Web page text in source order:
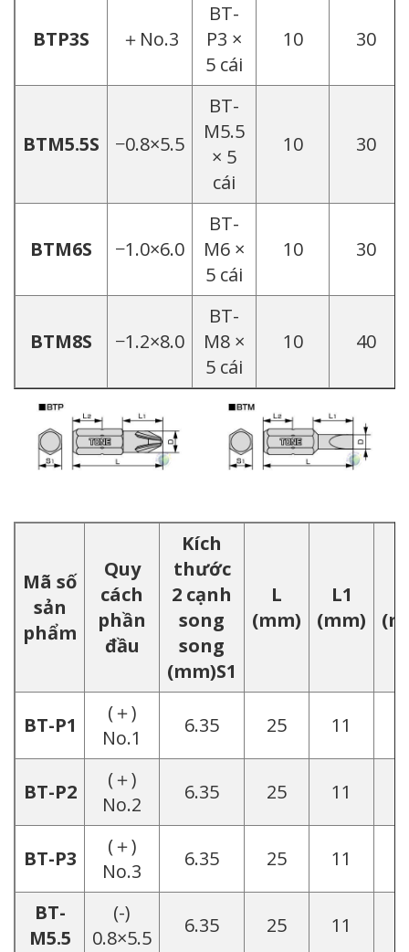
BTP3S ＋No.3
BT-
P3 ×
5 cái
10 30
BTM5.5S −0.8×5.5
BT-
M5.5
× 5
cái
10 30
BTM6S −1.0×6.0
BT-
M6 ×
5 cái
10 30
BTM8S −1.2×8.0
BT-
M8 ×
5 cái
10 40
Mã số
sản
phẩm
Quy
cách
phần
đầu
Kích
thước
2 cạnh
song
song
(mm)S1
L
(mm)
L1
(mm)
BT-P1
(＋)
No.1
6.35 25 11
BT-P2
(＋)
No.2
6.35 25 11
BT-P3
(＋)
No.3
6.35 25 11
BT-
M5.5
(-)
0.8×5.5
6.35 25 11